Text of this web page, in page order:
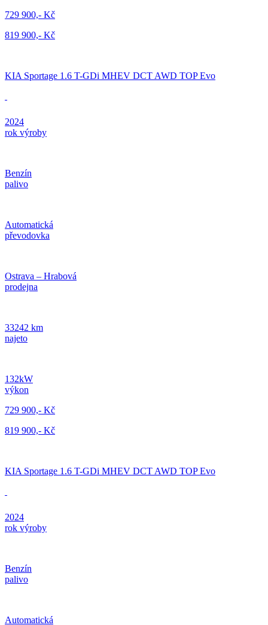
729 900,- Kč
819 900,- Kč
KIA Sportage 1.6 T-GDi MHEV DCT AWD TOP Evo
2024
rok výroby
Benzín
palivo
Automatická
převodovka
Ostrava – Hrabová
prodejna
33242 km
najeto
132kW
výkon
729 900,- Kč
819 900,- Kč
KIA Sportage 1.6 T-GDi MHEV DCT AWD TOP Evo
2024
rok výroby
Benzín
palivo
Automatická